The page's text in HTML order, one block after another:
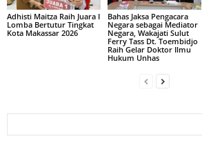
Adhisti Maitza Raih Juara I
Lomba Bertutur Tingkat
Kota Makassar 2026
Bahas Jaksa Pengacara
Negara sebagai Mediator
Negara, Wakajati Sulut
Ferry Tass Dt. Toembidjo
Raih Gelar Doktor Ilmu
Hukum Unhas